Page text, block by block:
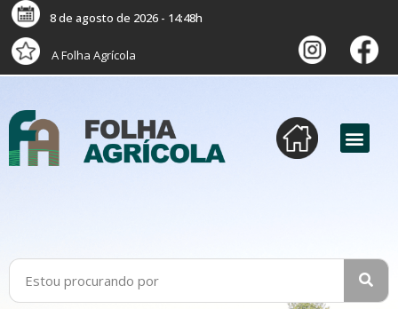
8 de agosto de 2026 - 14:48h
A Folha Agrícola